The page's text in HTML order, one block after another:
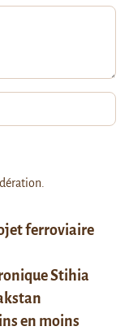
ferroviaire
Stihia
en moins